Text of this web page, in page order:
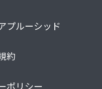
プルーシッド
約
ポリシー